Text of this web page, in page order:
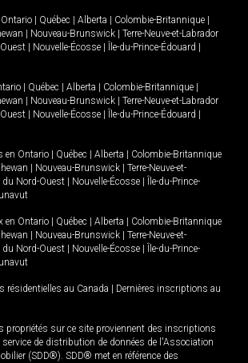
Ontario Québec Alberta Colombie-Britannique
Nouveau-Brunswick
Terre-Neuve-et-Labrador
Nouvelle-Écosse Île-du-Prince-Édouard
Québec Alberta Colombie-Britannique
Nouveau-Brunswick
Terre-Neuve-et-Labrador
Nouvelle-Écosse Île-du-Prince-Édouard
en Ontario Québec Alberta
Colombie-Britannique
Nouveau-Brunswick
Terre-Neuve-et-
du Nord-Ouest Nouvelle-Écosse
Île-du-Prince-
en Ontario Québec Alberta
Colombie-Britannique
Nouveau-Brunswick
Terre-Neuve-et-
du Nord-Ouest Nouvelle-Écosse
Île-du-Prince-
résidentielles au Canada
Dernières inscriptions au
propriétés sur ce site proviennent des inscriptions
service de distribution de données de l'Association
(SDD®). SDD® met en référence des